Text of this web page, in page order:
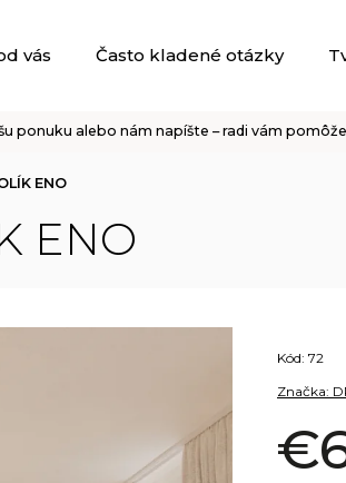
vás Často kladené otázky
ponuku alebo nám napíšte – radi vám
ENO
ENO
Značka:
Kód: 72